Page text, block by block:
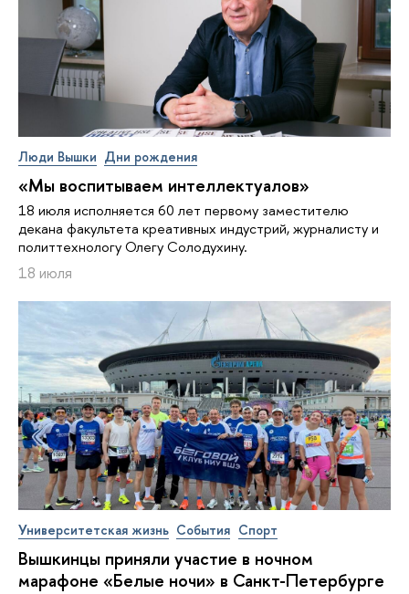
Люди Вышки Дни рождения
«Мы воспитываем интеллектуалов»
18 июля исполняется 60 лет первому заместителю
декана факультета креативных индустрий, журналисту и
политтехнологу Олегу Солодухину.
18 июля
Университетская жизнь События Спорт
Вышкинцы приняли участие в ночном
марафоне «Белые ночи» в Санкт-Петербурге